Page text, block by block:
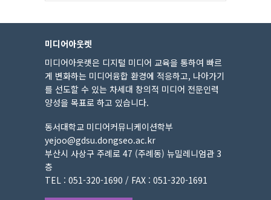
미디어아웃렛
미디어아웃렛은 디지털 미디어 교육을 통하여 빠르
게 변화하는 미디어융합 환경에 적응하고, 나아가기
를 선도할 수 있는 차세대 창의적 미디어 전문인력
양성을 목표로 하고 있습니다.
동서대학교 미디어커뮤니케이션학부
yejoo@gdsu.dongseo.ac.kr
부산시 사상구 주례로 47 (주례동) 뉴밀레니엄관 3
층
TEL : 051-320-1690 / FAX : 051-320-1691